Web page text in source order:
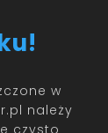
w
należy
czysto